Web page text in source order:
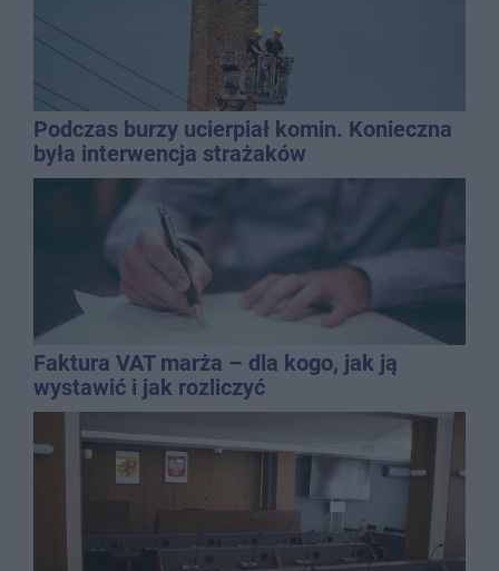
Podczas burzy ucierpiał komin. Konieczna
była interwencja strażaków
Faktura VAT marża – dla kogo, jak ją
wystawić i jak rozliczyć